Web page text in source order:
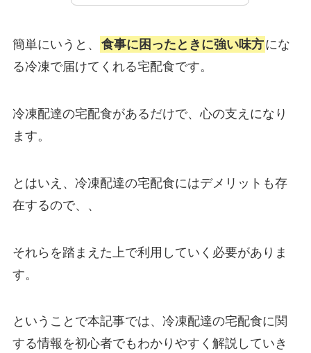
簡単にいうと、 食事に困ったときに強い味方にな
る冷凍で届けてくれる宅配食です。
冷凍配達の宅配食があるだけで、心の支えになり
ます。
とはいえ、冷凍配達の宅配食にはデメリットも存
在するので、、
それらを踏まえた上で利用していく必要がありま
す。
ということで本記事では、冷凍配達の宅配食に関
する情報を初心者でもわかりやすく解説していき